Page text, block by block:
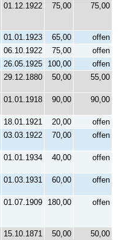
01.12.1922 75,00 75,00
01.01.1923 65,00
offen
06.10.1922 75,00
offen
26.05.1925 100,00
offen
29.12.1880 50,00 55,00
01.01.1918 90,00 90,00
18.01.1921 20,00
offen
03.03.1922 70,00 offen
01.01.1934 40,00 offen
01.03.1931 60,00 offen
01.07.1909 180,00 offen
15.10.1871 50,00 50,00